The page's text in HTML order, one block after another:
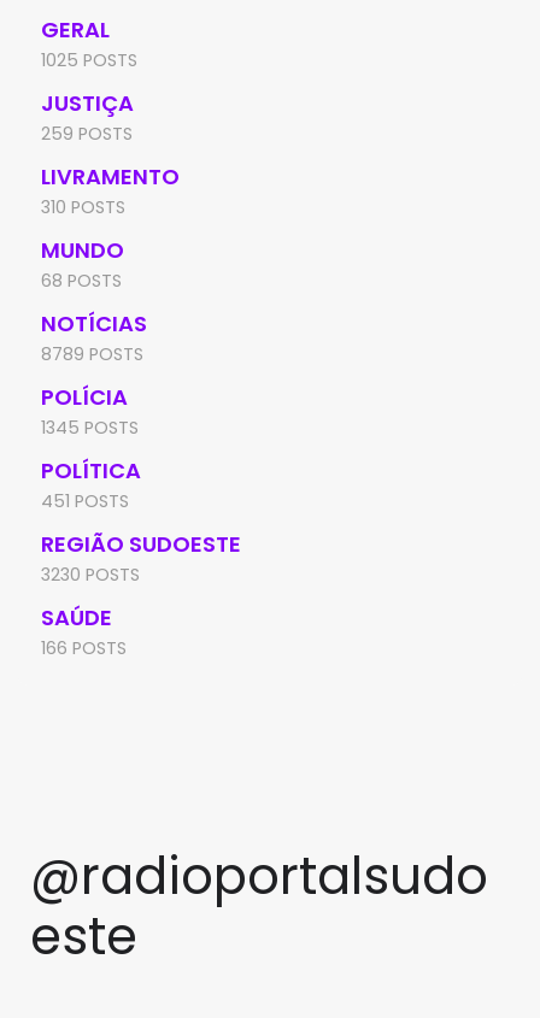
GERAL
1025 POSTS
JUSTIÇA
259 POSTS
LIVRAMENTO
310 POSTS
MUNDO
68 POSTS
NOTÍCIAS
8789 POSTS
POLÍCIA
1345 POSTS
POLÍTICA
451 POSTS
REGIÃO SUDOESTE
3230 POSTS
SAÚDE
166 POSTS
@radioportalsudo
este